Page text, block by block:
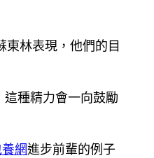
東林表現，他們的目
種精力會一向鼓勵
網進步前輩的例子